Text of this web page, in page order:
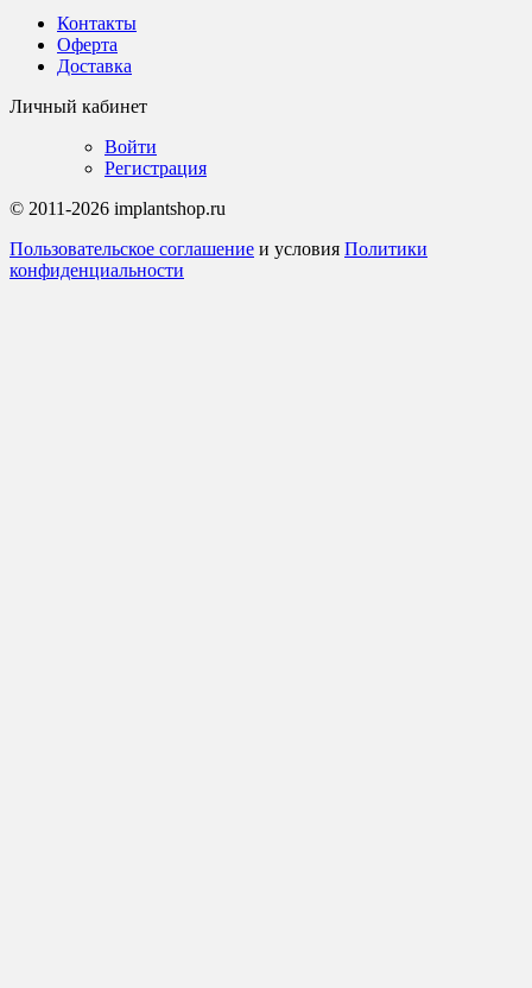
Контакты
Оферта
Доставка
Личный кабинет
Войти
Регистрация
© 2011-2026 implantshop.ru
Пользовательское соглашение и условия Политики
конфиденциальности